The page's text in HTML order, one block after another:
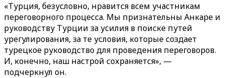
«Турция, безусловно, нравится всем участникам
переговорного процесса. Мы признательны Анкаре и
руководству Турции за усилия в поиске путей
урегулирования, за те условия, которые создает
турецкое руководство для проведения переговоров.
И, конечно, наш настрой сохраняется», —
подчеркнул он.